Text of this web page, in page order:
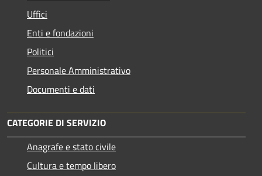
Uffici
Enti e fondazioni
Politici
Personale Amministrativo
Documenti e dati
CATEGORIE DI SERVIZIO
Anagrafe e stato civile
Cultura e tempo libero